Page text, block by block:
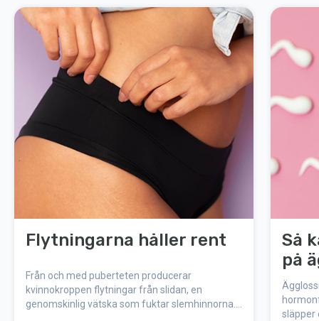
Flytningarna håller rent
Från och med puberteten producerar
kvinnokroppen flytningar från slidan, en
genomskinlig vätska som fuktar slemhinnorna.
Så
på
släpper